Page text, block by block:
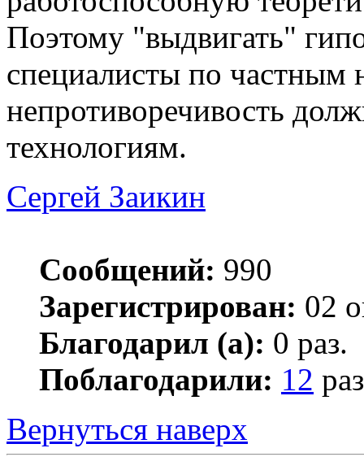
Поэтому "выдвигать"
специалисты по частным
непротиворечивость
технологиям.
Сергей Заикин
Сообщений: 990
Зарегистрирован: 02
Благодарил (а): 0 раз.
Поблагодарили: 12
Вернуться наверх